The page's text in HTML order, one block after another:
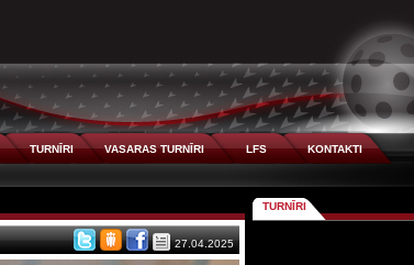
TURNĪRI VASARAS TURNĪRI LFS
KONTAKTI
27.04.2025
TURNĪRI